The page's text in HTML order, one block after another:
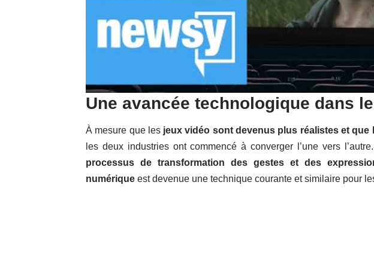
Une avancée technologique dans
À mesure que les jeux vidéo sont devenus plus réalistes et que
les deux industries ont commencé à converger l’une vers
processus de transformation des gestes et des
numérique est devenue une technique courante et similaire pour